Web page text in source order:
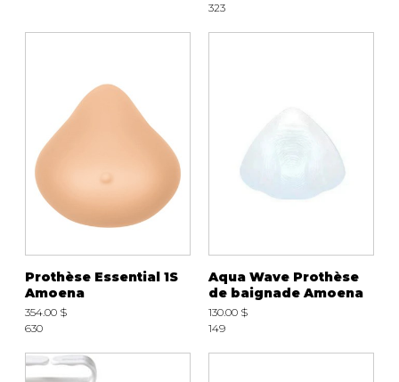
323
Prothèse Essential 1S
Amoena
354.00 $
630
Aqua Wave Prothèse
de baignade Amoena
130.00 $
149